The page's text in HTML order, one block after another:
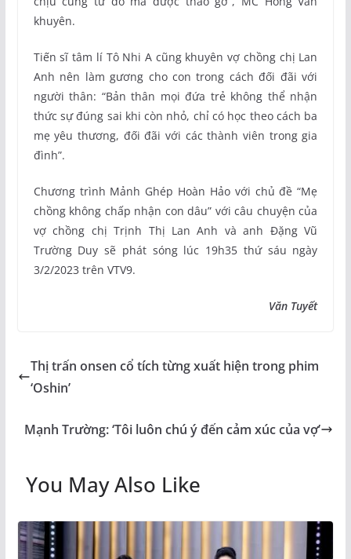
khuyên.
Tiến sĩ tâm lí Tô Nhi A cũng khuyên vợ chồng chị Lan
Anh nên làm gương cho con trong cách đối đãi với
người thân: “Bản thân mọi đứa trẻ không thể nhận
thức sự đúng sai khi còn nhỏ, chỉ có học theo cách ba
mẹ yêu thương, đối đãi với các thành viên trong gia
đình”.
Chương trình Mảnh Ghép Hoàn Hảo với chủ đề “Mẹ
chồng không chấp nhận con dâu” với câu chuyện của
vợ chồng chị Trịnh Thị Lan Anh và anh Đặng Vũ
Trường Duy sẽ phát sóng lúc 19h35 thứ sáu ngày
3/2/2023 trên VTV9.
Văn Tuyết
Thị trấn onsen cổ tích từng xuất hiện trong phim
‘Oshin’
Mạnh Trường: ‘Tôi luôn chú ý đến cảm xúc của vợ’
You May Also Like